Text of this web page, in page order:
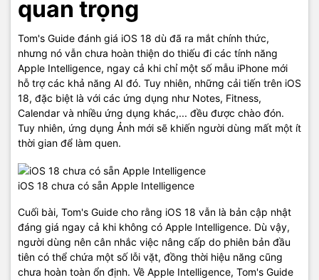
quan trọng
Tom's Guide đánh giá iOS 18 dù đã ra mắt chính thức,
nhưng nó vẫn chưa hoàn thiện do thiếu đi các tính năng
Apple Intelligence, ngay cả khi chỉ một số mẫu iPhone mới
hỗ trợ các khả năng AI đó. Tuy nhiên, những cải tiến trên iOS
18, đặc biệt là với các ứng dụng như Notes, Fitness,
Calendar và nhiều ứng dụng khác,... đều được chào đón.
Tuy nhiên, ứng dụng Ảnh mới sẽ khiến người dùng mất một ít
thời gian để làm quen.
iOS 18 chưa có sẵn Apple Intelligence
Cuối bài, Tom's Guide cho rằng iOS 18 vẫn là bản cập nhật
đáng giá ngay cả khi không có Apple Intelligence. Dù vậy,
người dùng nên cân nhắc việc nâng cấp do phiên bản đầu
tiên có thể chứa một số lỗi vặt, đồng thời hiệu năng cũng
chưa hoàn toàn ổn định. Về Apple Intelligence, Tom's Guide